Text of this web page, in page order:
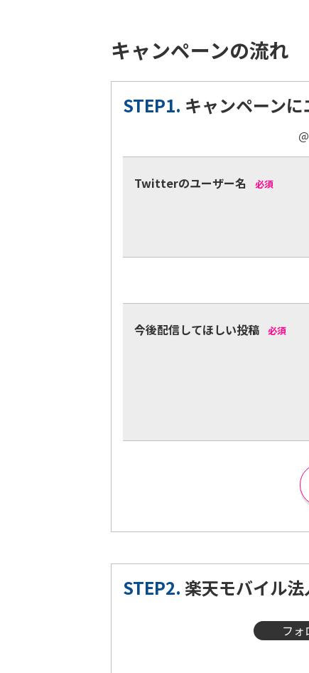
キャンペーンの流れ
STEP1. キャンペーン
Twitterのユーザー名 必須
今後配信してほしい投稿 必須
STEP2. 楽天モバイル